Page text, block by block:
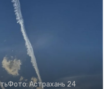
Фото: Астрахань 24